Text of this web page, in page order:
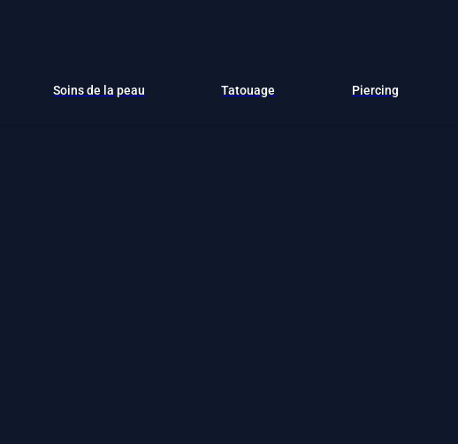
Soins de la peau Tatouage Piercing